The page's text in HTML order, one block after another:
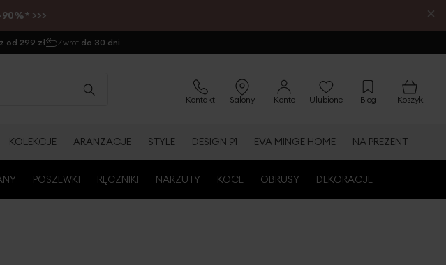
>>> ×
od 299 zł Zwrot do 30 dni
Kontakt Salony Konto Ulubione Blog Koszyk
KOLEKCJE ARANŻACJE STYLE DESIGN 91 EVA MINGE HOME NA PREZENT
POSZEWKI RĘCZNIKI NARZUTY KOCE OBRUSY DEKORACJE